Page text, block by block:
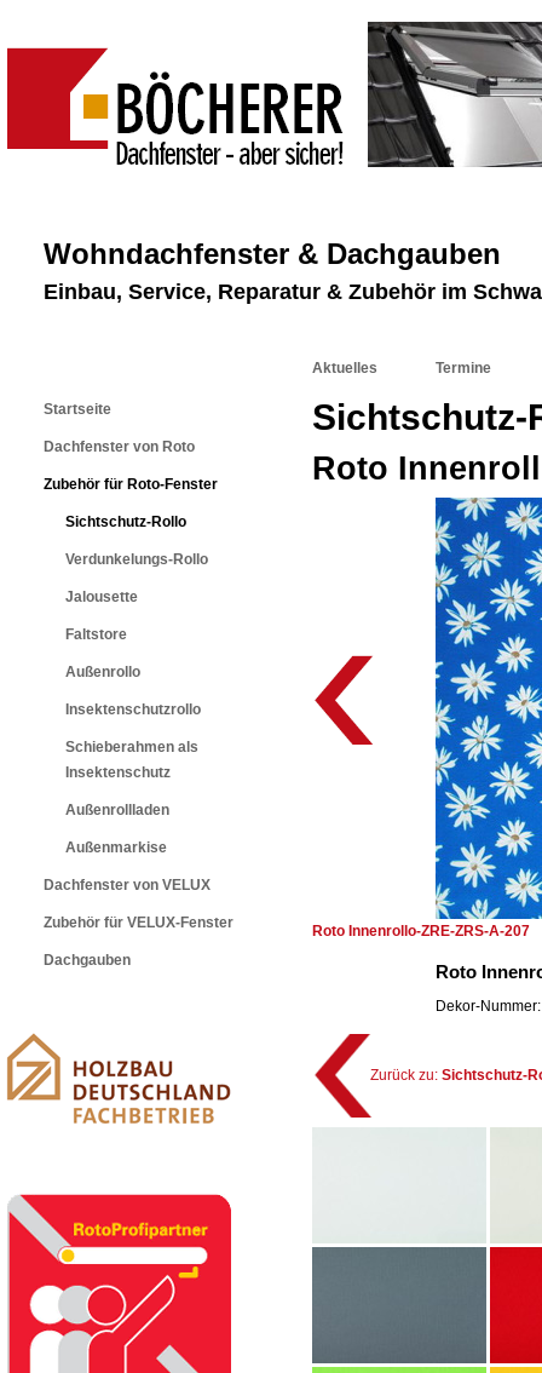
Wohndachfenster & Dachgauben
Einbau, Service, Reparatur & Zubehör im
Startseite
Dachfenster von Roto
Zubehör für Roto-Fenster
Sichtschutz-Rollo
Verdunkelungs-Rollo
Jalousette
Faltstore
Außenrollo
Insektenschutzrollo
Schieberahmen als
Insektenschutz
Außenrollladen
Außenmarkise
Dachfenster von VELUX
Zubehör für VELUX-Fenster
Dachgauben
Aktuelles Termine
Sichtschutz-
Roto
Roto Innenrollo-ZRE-ZRS-A-207
Roto
Dekor-
Zurück zu: Sichtschutz-